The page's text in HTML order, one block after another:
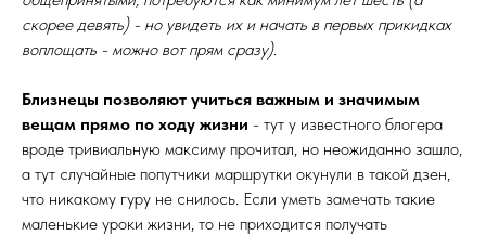
скорее девять) - но увидеть их и начать в первых прикидках
воплощать - можно вот прям сразу).
Близнецы позволяют учиться важным и значимым
вещам прямо по ходу жизни - тут у известного блогера
вроде тривиальную максиму прочитал, но неожиданно зашло,
а тут случайные попутчики маршрутки окунули в такой дзен,
что никакому гуру не снилось. Если уметь замечать такие
маленькие уроки жизни, то не приходится получать